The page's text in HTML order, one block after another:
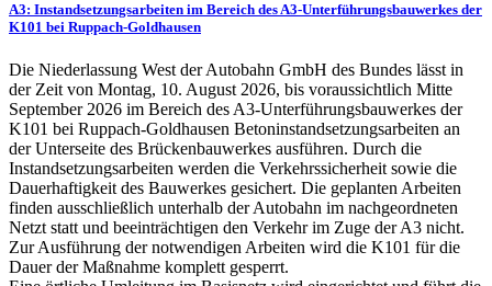
A3: Instandsetzungsarbeiten im Bereich des A3-Unterführungsbauwerkes der
K101 bei Ruppach-Goldhausen
Die Niederlassung West der Autobahn GmbH des Bundes lässt in
der Zeit von Montag, 10. August 2026, bis voraussichtlich Mitte
September 2026 im Bereich des A3-Unterführungsbauwerkes der
K101 bei Ruppach-Goldhausen Betoninstandsetzungsarbeiten an
der Unterseite des Brückenbauwerkes ausführen. Durch die
Instandsetzungsarbeiten werden die Verkehrssicherheit sowie die
Dauerhaftigkeit des Bauwerkes gesichert. Die geplanten Arbeiten
finden ausschließlich unterhalb der Autobahn im nachgeordneten
Netzt statt und beeinträchtigen den Verkehr im Zuge der A3 nicht.
Zur Ausführung der notwendigen Arbeiten wird die K101 für die
Dauer der Maßnahme komplett gesperrt.